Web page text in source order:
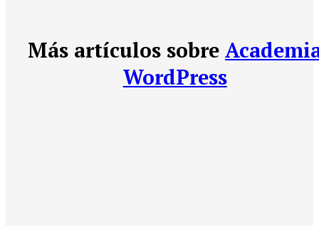
Más artículos sobre
WordPress